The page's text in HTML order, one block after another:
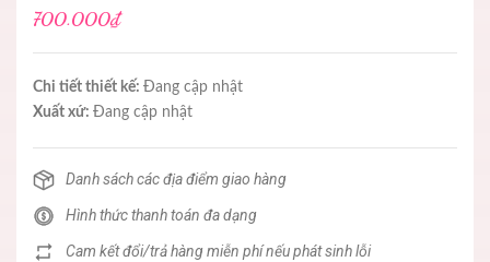
700.000₫
Chi tiết thiết kế: Đang cập nhật
Xuất xứ: Đang cập nhật
Danh sách các địa điểm giao hàng
Hình thức thanh toán đa dạng
Cam kết đổi/trả hàng miễn phí nếu phát sinh lỗi